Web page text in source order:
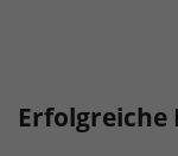
Erfolgreiche